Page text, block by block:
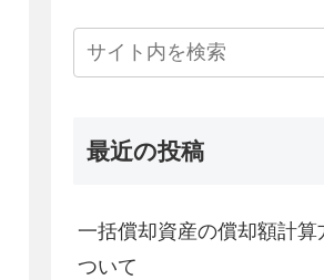
最近の投稿
一括償却資産の償却額計算
ついて